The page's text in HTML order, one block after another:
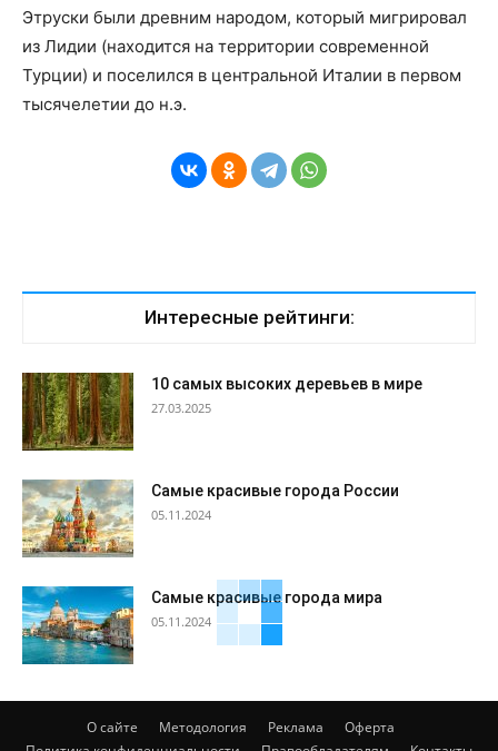
Этруски были древним народом, который мигрировал
из Лидии (находится на территории современной
Турции) и поселился в центральной Италии в первом
тысячелетии до н.э.
Интересные рейтинги:
10 самых высоких деревьев в мире
27.03.2025
Самые красивые города России
05.11.2024
Самые красивые города мира
05.11.2024
О сайте Методология Реклама
Оферта